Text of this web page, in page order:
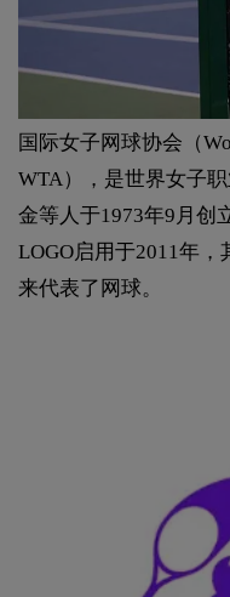
国际女子网球协会（
WTA），是世界女子
金等人于1973年9月创
LOGO启用于2011年
来代表了网球。